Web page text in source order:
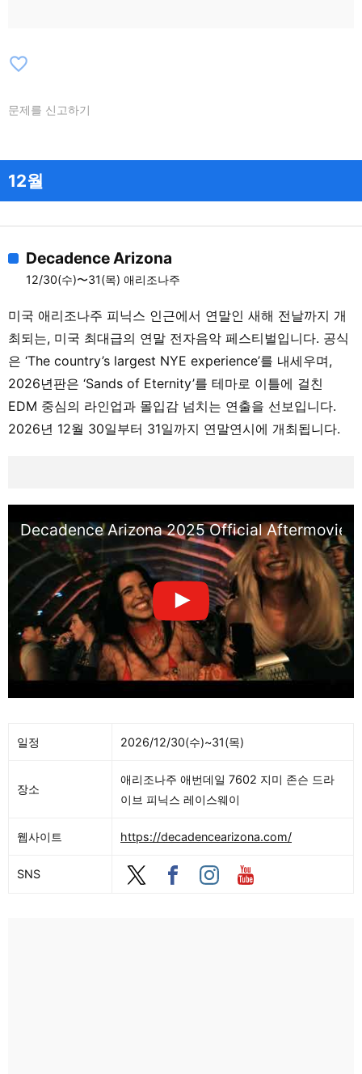
favorite_border
문제를 신고하기
12월
Decadence Arizona
12/30(수)〜31(목) 애리조나주
미국 애리조나주 피닉스 인근에서 연말인 새해 전날까지 개
최되는, 미국 최대급의 연말 전자음악 페스티벌입니다. 공식
은 ‘The country’s largest NYE experience’를 내세우며,
2026년판은 ‘Sands of Eternity’를 테마로 이틀에 걸친
EDM 중심의 라인업과 몰입감 넘치는 연출을 선보입니다.
2026년 12월 30일부터 31일까지 연말연시에 개최됩니다.
Decadence Arizona 2025 Official Aftermovie
일정 2026/12/30(수)~31(목)
장소
애리조나주 애번데일 7602 지미 존슨 드라
이브 피닉스 레이스웨이
웹사이트 https://decadencearizona.com/
SNS